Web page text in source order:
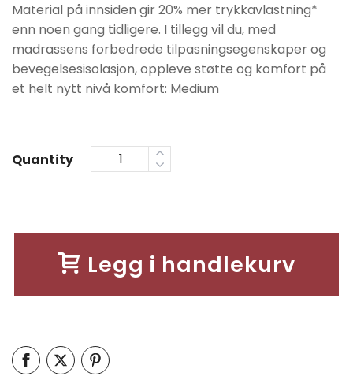
Material på innsiden gir 20% mer trykkavlastning*
enn noen gang tidligere. I tillegg vil du, med
madrassens forbedrede tilpasningsegenskaper og
bevegelsesisolasjon, oppleve støtte og komfort på
et helt nytt nivå komfort: Medium
Quantity
Legg i handlekurv